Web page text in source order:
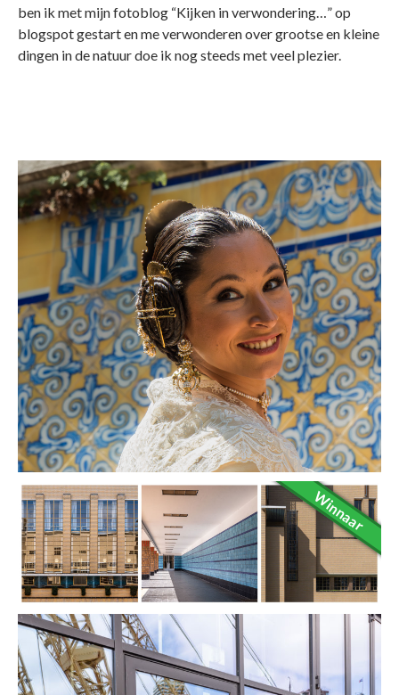
ben ik met mijn fotoblog “Kijken in verwondering…” op
blogspot gestart en me verwonderen over grootse en kleine
dingen in de natuur doe ik nog steeds met veel plezier.